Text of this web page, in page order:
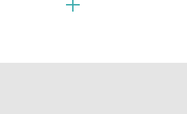
ることができ